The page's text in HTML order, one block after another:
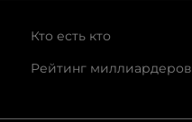
Кто есть кто
Рейтинг миллиардеров